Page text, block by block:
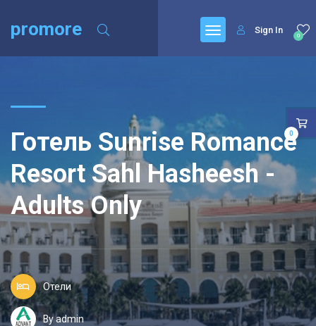
promore 0
Sign In
Готель Sunrise Romance
Resort Sahl Hasheesh -
Adults Only
Отели
By admin
0